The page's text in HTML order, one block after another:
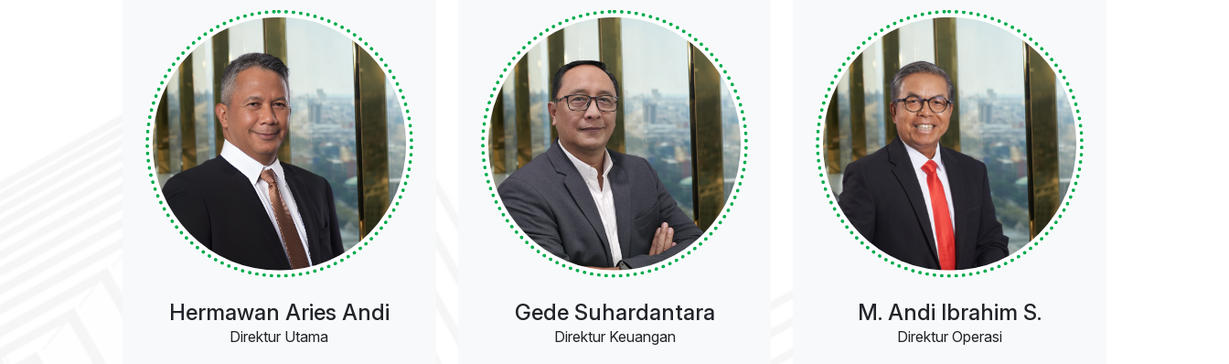
Hermawan Aries Andi
Direktur Utama
Gede Suhardantara
Direktur Keuangan
M. Andi Ibrahim S.
Direktur Operasi